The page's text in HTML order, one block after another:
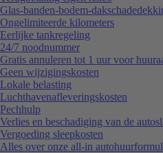
Glas-banden-bodem-
Ongelimiteerde kilometers
Eerlijke tankregeling
24/7 noodnummer
Gratis annuleren tot 1 uur voor
Geen wijzigingskosten
Lokale belasting
Luchthavenafleveringskosten
Pechhulp
Verlies en beschadiging van de
Vergoeding sleepkosten
Alles over onze all-in